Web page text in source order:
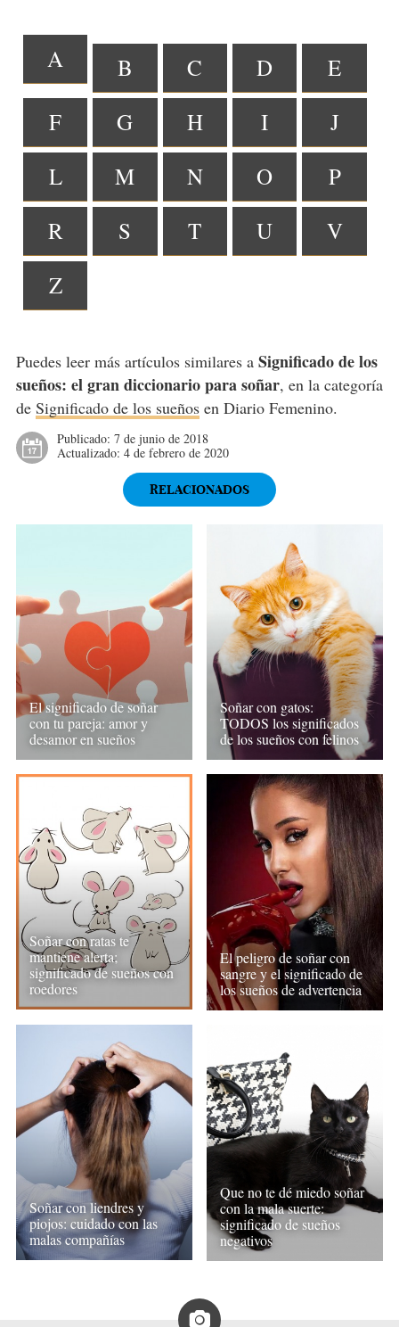
A B C D
E
F
G H I
J
L
M N O
P
R
S T U
V
Z
Puedes leer más artículos similares a Significado de los
sueños: el gran diccionario para soñar, en la categoría
de Significado de los sueñosen Diario Femenino.
Publicado: 7 de junio de 2018
Actualizado: 4 de febrero de 2020
RELACIONADOS
El significado de soñar
con tu pareja: amor y
desamor en sueños
Soñar con gatos:
TODOS los significados
de los sueños con felinos
Soñar con ratas te
mantiene alerta;
significado de sueños con
roedores
El peligro de soñar con
sangre y el significado de
los sueños de advertencia
Soñar con liendres y
piojos: cuidado con las
malas compañías
Que no te dé miedo soñar
con la mala suerte:
significado de sueños
negativos